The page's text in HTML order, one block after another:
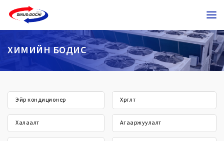
ХИМИЙН БОДИС
Эйр кондиционер Хөргөлт
Халаалт Агааржуулалт